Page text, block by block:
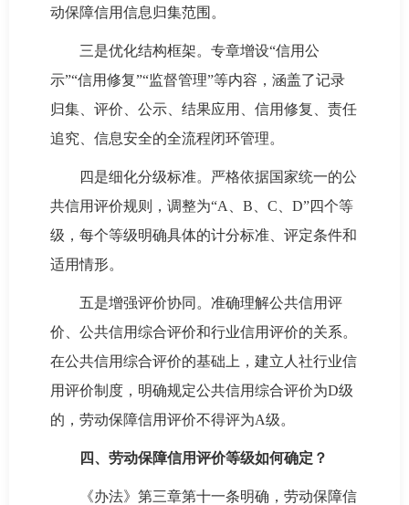
动保障信用信息归集范围。
三是优化结构框架。专章增设“信用公
示”“信用修复”“监督管理”等内容，涵盖了记录
归集、评价、公示、结果应用、信用修复、责任
追究、信息安全的全流程闭环管理。
四是细化分级标准。严格依据国家统一的公
共信用评价规则，调整为“A、B、C、D”四个等
级，每个等级明确具体的计分标准、评定条件和
适用情形。
五是增强评价协同。准确理解公共信用评
价、公共信用综合评价和行业信用评价的关系。
在公共信用综合评价的基础上，建立人社行业信
用评价制度，明确规定公共信用综合评价为D级
的，劳动保障信用评价不得评为A级。
四、劳动保障信用评价等级如何确定？
《办法》第三章第十一条明确，劳动保障信